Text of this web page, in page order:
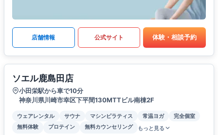
店舗情報 公式サイト 体験・相談予約
ソエル鹿島田店
小田栄駅から車で10分
神奈川県川崎市幸区下平間130MTTビル南棟2F
ウェアレンタル サウナ マシンピラティス 常温ヨガ
完全個室
無料体験
プロテイン 無料カウンセリング もっと見る